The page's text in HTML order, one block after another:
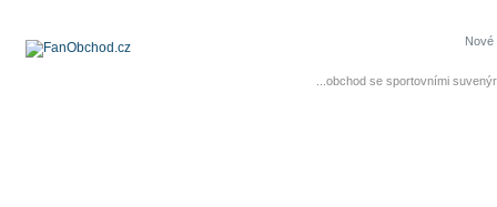
...obchod se sportovními
Nové